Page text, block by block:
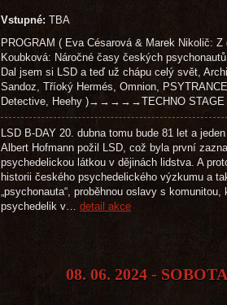
Vstupné: TBA
PROGRAM ( Eva Césarová & Marek Nikolič:
Koubková: Náročné časy českých
Dal jsem si LSD a teď už chápu celý svět,
Sandoz, Tříoký Hermés, Omnion,
Detective, Heehy )→→→→→TECHNO STAGE
LSD B-DAY 20. dubna tomu bude 81 let a
Albert Hofmann požil LSD, což byla první
psychedelickou látkou v dějinách lidstva. A
historii českého psychedelického výzkumu a
„psychonauta“, proběhnou oslavy s
psychedelik v… detail akce
08. 06. 2024 - SOBOTA